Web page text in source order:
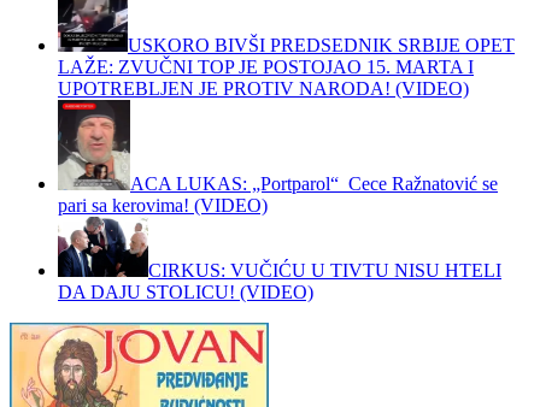
USKORO BIVŠI PREDSEDNIK SRBIJE OPET
LAŽE: ZVUČNI TOP JE POSTOJAO 15. MARTA I
UPOTREBLJEN JE PROTIV NARODA! (VIDEO)
ACA LUKAS: „Portparol“ Cece Ražnatović se
pari sa kerovima! (VIDEO)
CIRKUS: VUČIĆU U TIVTU NISU HTELI
DA DAJU STOLICU! (VIDEO)